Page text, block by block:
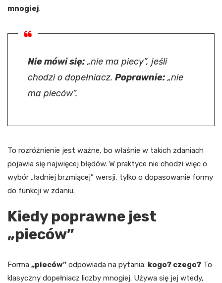
mnogiej.
Nie mówi się: „nie ma piecy”, jeśli
chodzi o dopełniacz. Poprawnie: „nie
ma pieców”.
To rozróżnienie jest ważne, bo właśnie w takich zdaniach
pojawia się najwięcej błędów. W praktyce nie chodzi więc o
wybór „ładniej brzmiącej” wersji, tylko o dopasowanie formy
do funkcji w zdaniu.
Kiedy poprawne jest
„pieców”
Forma „pieców” odpowiada na pytania: kogo? czego? To
klasyczny dopełniacz liczby mnogiej. Używa się jej wtedy,